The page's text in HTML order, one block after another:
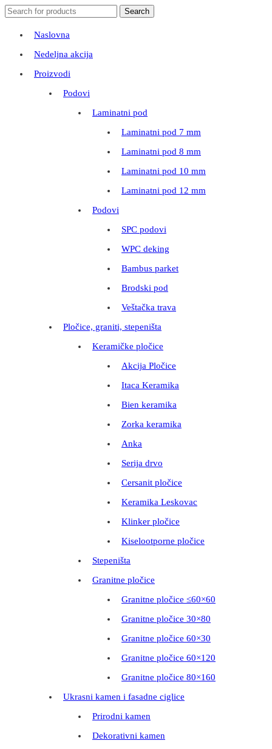
Search
for:
Search
Naslovna
Nedeljna akcija
Proizvodi
Podovi
Laminatni pod
Laminatni pod 7 mm
Laminatni pod 8 mm
Laminatni pod 10 mm
Laminatni pod 12 mm
Podovi
SPC podovi
WPC deking
Bambus parket
Brodski pod
Veštačka trava
Pločice, graniti, stepeništa
Keramičke pločice
Akcija Pločice
Itaca Keramika
Bien keramika
Zorka keramika
Anka
Serija drvo
Cersanit pločice
Keramika Leskovac
Klinker pločice
Kiselootporne pločice
Stepeništa
Granitne pločice
Granitne pločice ≤60×60
Granitne pločice 30×80
Granitne pločice 60×30
Granitne pločice 60×120
Granitne pločice 80×160
Ukrasni kamen i fasadne ciglice
Prirodni kamen
Dekorativni kamen